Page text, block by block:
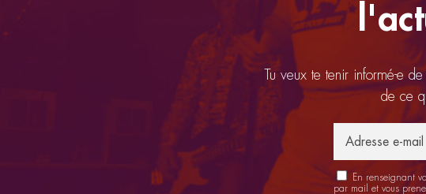
Tu veux te tenir informé-e
de ce
En renseignant
par mail et vous